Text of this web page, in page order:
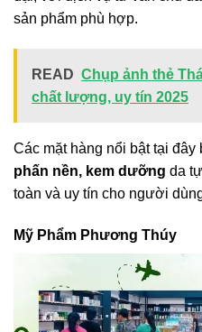
sản phẩm phù hợp.
READ Chụp ảnh thẻ
chất lượng, uy tín 2025
Các mặt hàng nổi bật tại đây
phấn nền, kem dưỡng da
toàn và uy tín cho người
Mỹ Phẩm Phương Thúy